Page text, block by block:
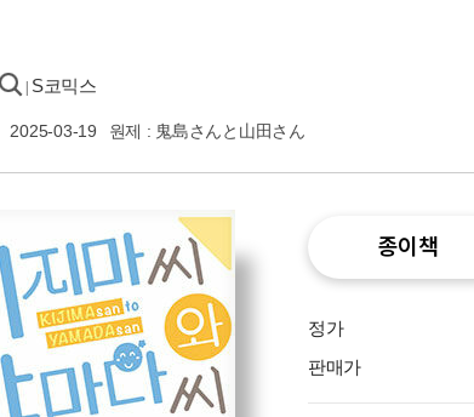
S코믹스
2025-03-19 원제 : 鬼島さんと山田さん
종이책
정가
판매가